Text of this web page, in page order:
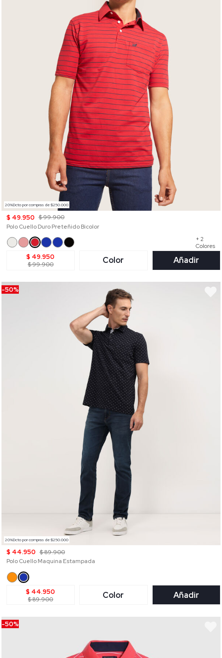
20%Dcto por compras de $250.000
$ 49.950 $ 99.900
Polo Cuello Duro Preteñido Bicolor
+ 2
Colores
$ 49.950
$ 99.900 Color Añadir
20%Dcto por compras de $250.000
-50%
$ 44.950 $ 89.900
Polo Cuello Maquina Estampada
$ 44.950
$ 89.900 Color Añadir
-50%